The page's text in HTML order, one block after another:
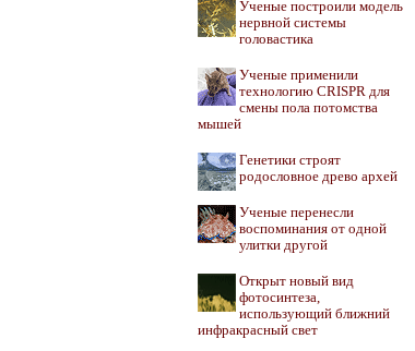
Ученые построили модель
нервной системы
головастика
Ученые применили
технологию CRISPR для
смены пола потомства
мышей
Генетики строят
родословное древо архей
Ученые перенесли
воспоминания от одной
улитки другой
Открыт новый вид
фотосинтеза,
использующий ближний
инфракрасный свет